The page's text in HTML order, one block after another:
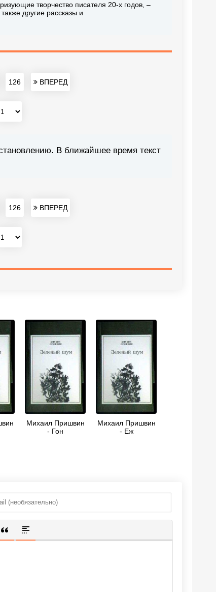
творчество писателя 20-х годов, –
другие рассказы и
126 ВПЕРЕД
В ближайшее время текст
126 ВПЕРЕД
Михаил Пришвин
- Гон
Михаил Пришвин
- Еж
ССЫЛКУ
СКРЫТОГО ТЕКСТА
ЦИТАТЫ
ВСТАВКА СПОЙЛЕРА